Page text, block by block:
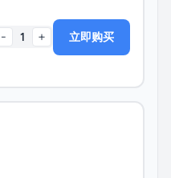
- 1 + 立即购买